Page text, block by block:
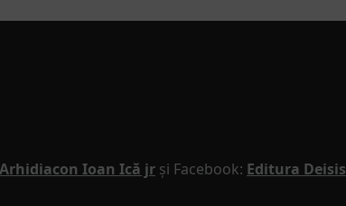
Arhidiacon Ioan Ică jr și Facebook: Editura Deisis